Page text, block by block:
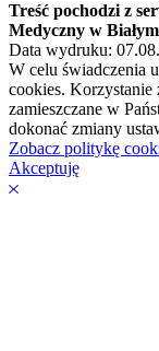
Treść pochodzi z
Medyczny w
Data wydruku:
W celu świadczenia
cookies. Korzystanie
zamieszczane w
dokonać zmiany
Zobacz politykę
Akceptuję